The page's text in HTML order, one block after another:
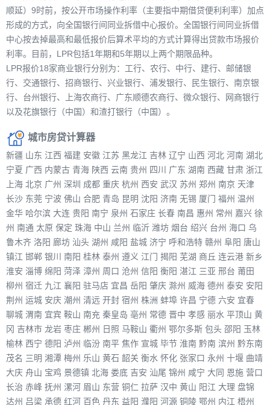
顺延）9时前，按公开市场操作利率（主要指中期借贷便利利率）加点
形成的方式，向全国银行间同业拆借中心报价。全国银行间同业拆借
中心按去掉最高和最低报价后算术平均的方式计算得出贷款市场报价
利率。目前，LPR包括1年期和5年期以上两个期限品种。
LPR报价18家商业银行分别为：工行、农行、中行、建行、邮储银
行、交通银行、招商银行、兴业银行、浦发银行、民生银行、南京银
行、台州银行、上海农商行、广东顺德农商行、微众银行、网商银行
以及花旗银行（中国）和渣打银行（中国）。
城市房贷计算器
新疆 山东 江西 福建 安徽 江苏 黑龙江 吉林 辽宁 山西 河北 河南 湖北
宁夏 广西 内蒙古 青海 陕西 云南 贵州 四川 广东 湖南 西藏 甘肃 浙江
上海 北京 广州 深圳 成都 重庆 杭州 西安 武汉 苏州 郑州 南京 天津
长沙 东莞 宁波 佛山 合肥 青岛 昆明 沈阳 济南 无锡 厦门 福州 温州
金华 哈尔滨 大连 贵阳 南宁 泉州 石家庄 长春 南昌 惠州 常州 嘉兴 徐
州 南通 太原 保定 珠海 中山 兰州 临沂 潍坊 烟台 绍兴 台州 海口 乌
鲁木齐 洛阳 廊坊 汕头 湖州 咸阳 盐城 济宁 呼和浩特 赣州 阜阳 唐山
镇江 邯郸 银川 南阳 桂林 泰州 遵义 江门 揭阳 芜湖 商丘 连云港 新乡
淮安 淄博 绵阳 菏泽 漳州 周口 沧州 信阳 衡阳 湛江 三亚 邢台 莆田
柳州 宿迁 九江 襄阳 驻马店 宜昌 岳阳 肇庆 滁州 威海 德州 泰安 安阳
荆州 运城 安庆 潮州 清远 开封 宿州 株洲 蚌埠 许昌 宁德 六安 宜春
聊城 渭南 宜宾 鞍山 南充 秦皇岛 亳州 常德 晋中 孝感 丽水 平顶山 黄
冈 吉林市 龙岩 枣庄 郴州 日照 马鞍山 衢州 鄂尔多斯 包头 邵阳 玉林
榆林 西宁 德阳 泸州 临汾 南平 焦作 宣城 毕节 淮南 黔南 滨州 黔东南
茂名 三明 湘潭 梅州 乐山 黄石 韶关 衡水 怀化 张家口 永州 十堰 曲靖
大庆 舟山 宝鸡 景德镇 北海 娄底 吉安 汕尾 锦州 咸宁 大同 恩施 营口
长治 赤峰 抚州 漯河 眉山 东营 铜仁 拉萨 汉中 黄山 阳江 大理 盘锦
达州 吕梁 承德 红河 百色 丹东 益阳 濮阳 河源 铜陵 鄂州 内江 梧州